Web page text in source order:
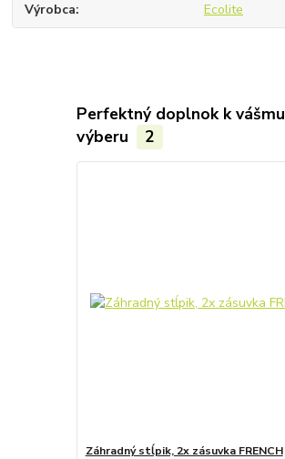
Výrobca Ecolite
Perfektný doplnok k vášmu
výberu
2
Záhradný stĺpik, 2x zásuvka FRENCH